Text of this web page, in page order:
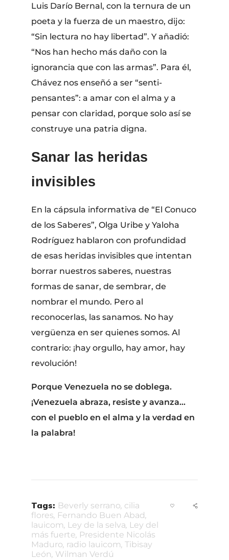
Luis Darío Bernal, con la ternura de un
poeta y la fuerza de un maestro, dijo:
“Sin lectura no hay libertad”. Y añadió:
“Nos han hecho más daño con la
ignorancia que con las armas”. Para él,
Chávez nos enseñó a ser “senti-
pensantes”: a amar con el alma y a
pensar con claridad, porque solo así se
construye una patria digna.
Sanar las heridas
invisibles
En la cápsula informativa de “El Conuco
de los Saberes”, Olga Uribe y Yaloha
Rodríguez hablaron con profundidad
de esas heridas invisibles que intentan
borrar nuestros saberes, nuestras
formas de sanar, de sembrar, de
nombrar el mundo. Pero al
reconocerlas, las sanamos. No hay
vergüenza en ser quienes somos. Al
contrario: ¡hay orgullo, hay amor, hay
revolución!
Porque Venezuela no se doblega.
¡Venezuela abraza, resiste y avanza…
con el pueblo en el alma y la verdad en
la palabra!
Tags: Beverly serrano, cilia
flores, Fernando Buen Abad,
lauicom, Ley de la selva, Ley del
más fuerte, Presidente Nicolás
Maduro, radio lauicom,Tibisay
León, Wilman Verdú